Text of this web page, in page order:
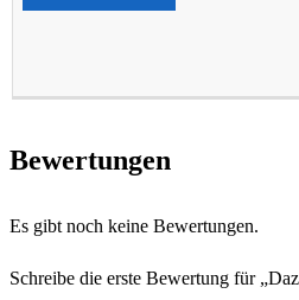
Bewertungen
Es gibt noch keine Bewertungen.
Schreibe die erste Bewertung für